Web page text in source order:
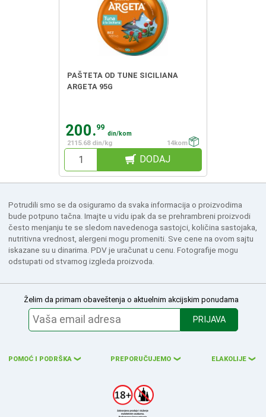
PAŠTETA OD TUNE SICILIANA
ARGETA 95G
200.99
din/kom
2115.68 din/kg
14kom
DODAJ
Potrudili smo se da osiguramo da svaka informacija o proizvodima
bude potpuno tačna. Imajte u vidu ipak da se prehrambreni proizvodi
često menjanju te se sledom navedenoga sastojci, količina sastojaka,
nutritivna vrednost, alergeni mogu promeniti. Sve cene na ovom sajtu
iskazane su u dinarima. PDV je uračunat u cenu. Fotografije mogu
odstupati od stvarnog izgleda proizvoda.
Želim da primam obaveštenja o aktuelnim akcijskim ponudama
PRIJAVA
POMOĆ I PODRŠKA ❮ PREPORUČUJEMO ❮ ELAKOLIJE ❮